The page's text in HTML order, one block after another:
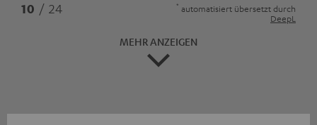
10 / 24 * automatisiert übersetzt durch
DeepL
MEHR ANZEIGEN